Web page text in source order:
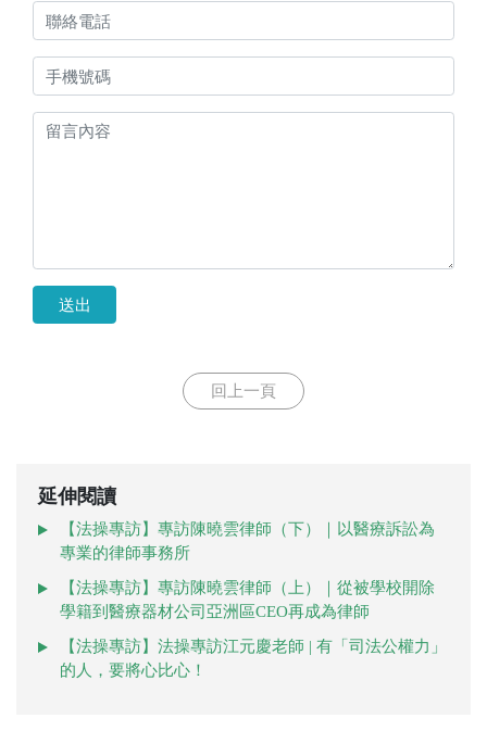
送出
回上一頁
延伸閱讀
【法操專訪】專訪陳曉雲律師（下）｜以醫療訴訟為
專業的律師事務所
【法操專訪】專訪陳曉雲律師（上）｜從被學校開除
學籍到醫療器材公司亞洲區CEO再成為律師
【法操專訪】法操專訪江元慶老師 | 有「司法公權力」
的人，要將心比心！